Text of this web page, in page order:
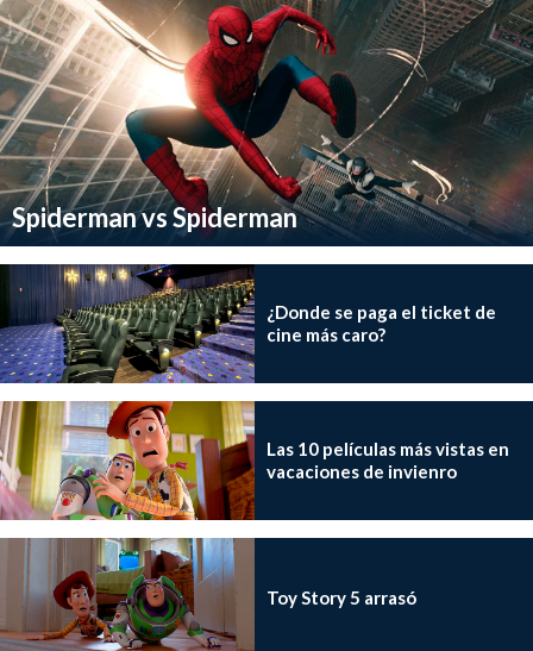
Spiderman vs Spiderman
¿Donde se paga el ticket de
cine más caro?
Las 10 películas más vistas en
vacaciones de invienro
Toy Story 5 arrasó